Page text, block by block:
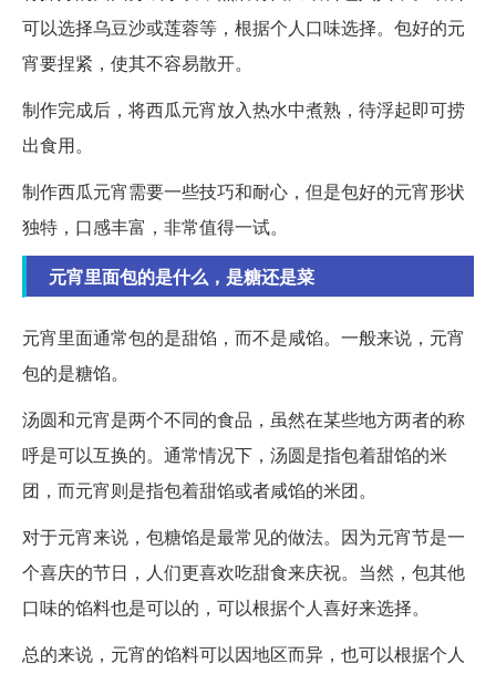
可以选择乌豆沙或莲蓉等，根据个人口味选择。包好的元
宵要捏紧，使其不容易散开。
制作完成后，将西瓜元宵放入热水中煮熟，待浮起即可捞
出食用。
制作西瓜元宵需要一些技巧和耐心，但是包好的元宵形状
独特，口感丰富，非常值得一试。
元宵里面包的是什么，是糖还是菜
元宵里面通常包的是甜馅，而不是咸馅。一般来说，元宵
包的是糖馅。
汤圆和元宵是两个不同的食品，虽然在某些地方两者的称
呼是可以互换的。通常情况下，汤圆是指包着甜馅的米
团，而元宵则是指包着甜馅或者咸馅的米团。
对于元宵来说，包糖馅是最常见的做法。因为元宵节是一
个喜庆的节日，人们更喜欢吃甜食来庆祝。当然，包其他
口味的馅料也是可以的，可以根据个人喜好来选择。
总的来说，元宵的馅料可以因地区而异，也可以根据个人